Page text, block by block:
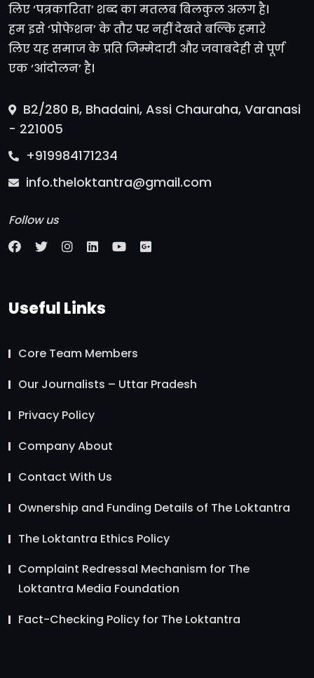
लिए ‘पत्रकारिता’ शब्द का मतलब बिलकुल अलग है।
हम इसे ‘प्रोफेशन’ के तौर पर नहीं देखते बल्कि हमारे
लिए यह समाज के प्रति जिम्मेदारी और जवाबदेही से पूर्ण
एक ‘आंदोलन’ है।
B2/280 B, Bhadaini, Assi Chauraha, Varanasi
- 221005
+919984171234
info.theloktantra@gmail.com
Follow us
Useful Links
Core Team Members
Our Journalists – Uttar Pradesh
Privacy Policy
Company About
Contact With Us
Ownership and Funding Details of The Loktantra
The Loktantra Ethics Policy
Complaint Redressal Mechanism for The
Loktantra Media Foundation
Fact-Checking Policy for The Loktantra